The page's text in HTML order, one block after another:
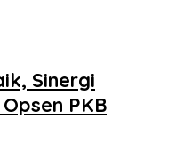
Sinergi
PKB